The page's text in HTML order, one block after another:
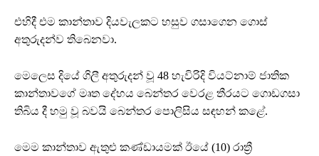
එහිදී එම කාන්තාව දියවැලකට හසුව ගසාගෙන ගොස්
අතුරුදන්ව තිබෙනවා.
මෙලෙස දියේ ගිලී අතුරුදන් වූ 48 හැවිරිදි වියට්නාම් ජාතික
කාන්තාවගේ මෘත දේහය බෙන්තර වෙරළ තීරයට ගොඩගසා
තිබිය දී හමු වූ බවයි බෙන්තර පොලිසිය සඳහන් කළේ.
මෙම කාන්තාව ඇතුළු කණ්ඩායමක් ඊයේ (10) රාත්‍රී